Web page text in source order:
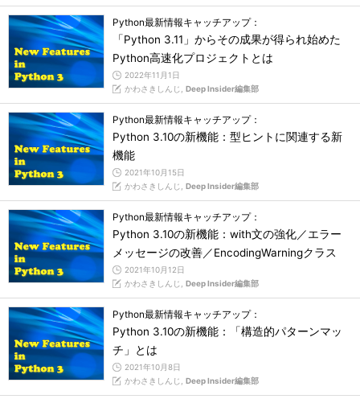
Python最新情報キャッチアップ：
「Python 3.11」からその成果が得られ始めた
Python高速化プロジェクトとは
2022年11月1日
かわさきしんじ, Deep Insider編集部
Python最新情報キャッチアップ：
Python 3.10の新機能：型ヒントに関連する新
機能
2021年10月15日
かわさきしんじ, Deep Insider編集部
Python最新情報キャッチアップ：
Python 3.10の新機能：with文の強化／エラー
メッセージの改善／EncodingWarningクラス
2021年10月12日
かわさきしんじ, Deep Insider編集部
Python最新情報キャッチアップ：
Python 3.10の新機能：「構造的パターンマッ
チ」とは
2021年10月8日
かわさきしんじ, Deep Insider編集部